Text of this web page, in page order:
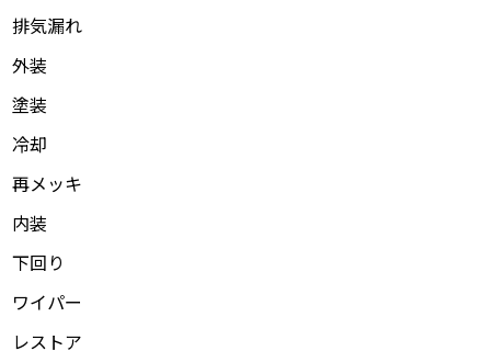
排気漏れ
外装
塗装
冷却
再メッキ
内装
下回り
ワイパー
レストア